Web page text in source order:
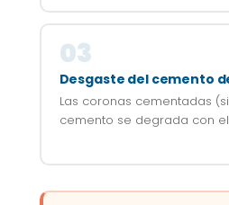
03
Desgaste del cemento
Las coronas cementadas
cemento se degrada con